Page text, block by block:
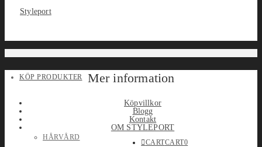
KÖP PRODUKTER
HÅRVÅRD
CARTCART0
Mer information
Köpvillkor
Blogg
Kontakt
OM STYLEPORT